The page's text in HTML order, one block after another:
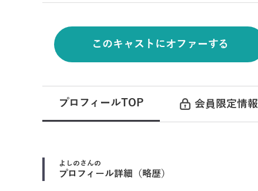
このキャストにオファーする
プロフィールTOP 会員限定情報
よしの さんの
プロフィール詳細（略歴）